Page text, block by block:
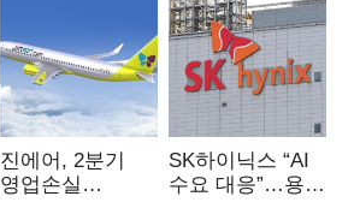
진에어, 2분기
영업손실
SK하이닉스 “AI
수요 대응”…용인